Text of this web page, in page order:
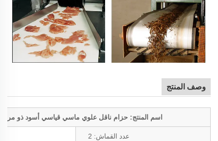
وصف المنتج
اسم المنتج: حزام ناقل علوي ماسي قياسي أسود ذو مرونة
عدد القماش: 2